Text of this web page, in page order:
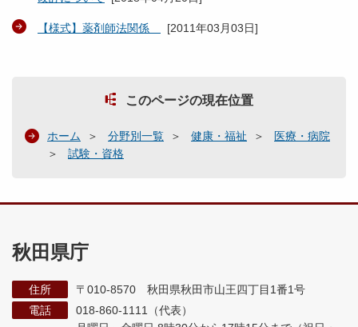
【様式】薬剤師法関係 [2011年03月03日]
このページの現在位置
ホーム 分野別一覧 健康・福祉
医療・病院
試験・資格
秋田県庁
住所
〒010-8570 秋田県秋田市山王四丁目1番1号
電話
018-860-1111（代表）